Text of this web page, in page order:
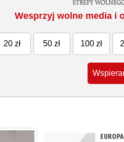
Wesprzyj wolne media i
20 zł 50 zł 100 zł